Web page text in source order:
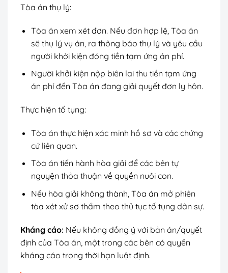
Tòa án thụ lý:
Tòa án xem xét đơn. Nếu đơn hợp lệ, Tòa án
sẽ thụ lý vụ án, ra thông báo thụ lý và yêu cầu
người khởi kiện đóng tiền tạm ứng án phí.
Người khởi kiện nộp biên lai thu tiền tạm ứng
án phí đến Tòa án đang giải quyết đơn ly hôn.
Thực hiện tố tụng:
Tòa án thực hiện xác minh hồ sơ và các chứng
cứ liên quan.
Tòa án tiến hành hòa giải để các bên tự
nguyện thỏa thuận về quyền nuôi con.
Nếu hòa giải không thành, Tòa án mở phiên
tòa xét xử sơ thẩm theo thủ tục tố tụng dân sự.
Kháng cáo: Nếu không đồng ý với bản án/quyết
định của Tòa án, một trong các bên có quyền
kháng cáo trong thời hạn luật định.